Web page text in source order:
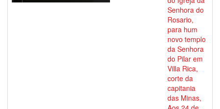
Senhora do
Rosario,
para hum
novo templo
da Senhora
do Pilar em
Villa Rica,
corte da
capitania
das Minas,